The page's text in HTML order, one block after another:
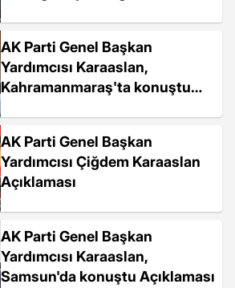
AK Parti Genel Başkan
Yardımcısı Karaaslan,
Kahramanmaraş'ta konuştu
AK Parti Genel Başkan
Yardımcısı Çiğdem Karaaslan
Açıklaması
AK Parti Genel Başkan
Yardımcısı Karaaslan,
Samsun'da konuştu Açıklaması